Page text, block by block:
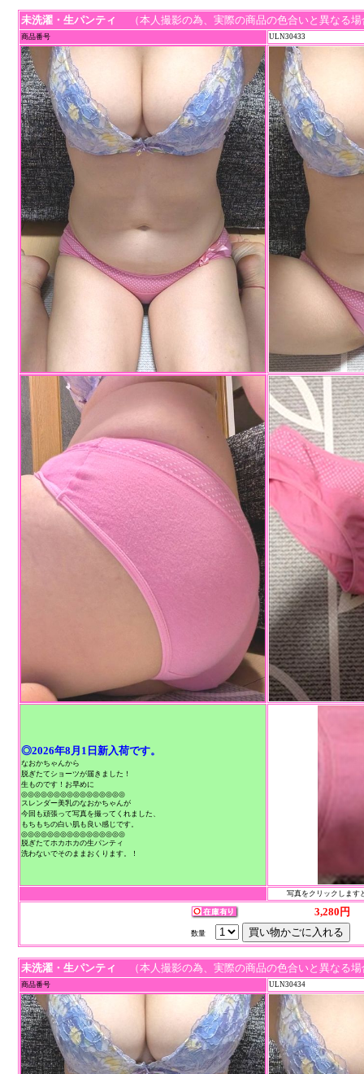
未洗濯・生パンティ （本人撮影の為、実際の商品の色合いと異なる
商品番号 ULN30433
◎2026年8月1日新入荷です。
なおかちゃんから
脱ぎたてショーツが届きました！
生ものです！お早めに
◎◎◎◎◎◎◎◎◎◎◎◎◎◎◎◎
スレンダー美乳のなおかちゃんが
今回も頑張って写真を撮ってくれました、
もちもちの白い肌も良い感じです。
◎◎◎◎◎◎◎◎◎◎◎◎◎◎◎◎
脱ぎたてホカホカの生パンティ
洗わないでそのままおくります。！
写真をクリックします
3,280円
数量
未洗濯・生パンティ （本人撮影の為、実際の商品の色合いと異なる
商品番号 ULN30434